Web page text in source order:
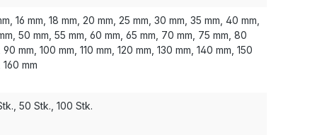
16 mm, 18 mm, 20 mm, 25 mm, 30 mm, 35 mm, 40 mm,
50 mm, 55 mm, 60 mm, 65 mm, 70 mm, 75 mm, 80
90 mm, 100 mm, 110 mm, 120 mm, 130 mm, 140 mm, 150
160 mm
50 Stk., 100 Stk.